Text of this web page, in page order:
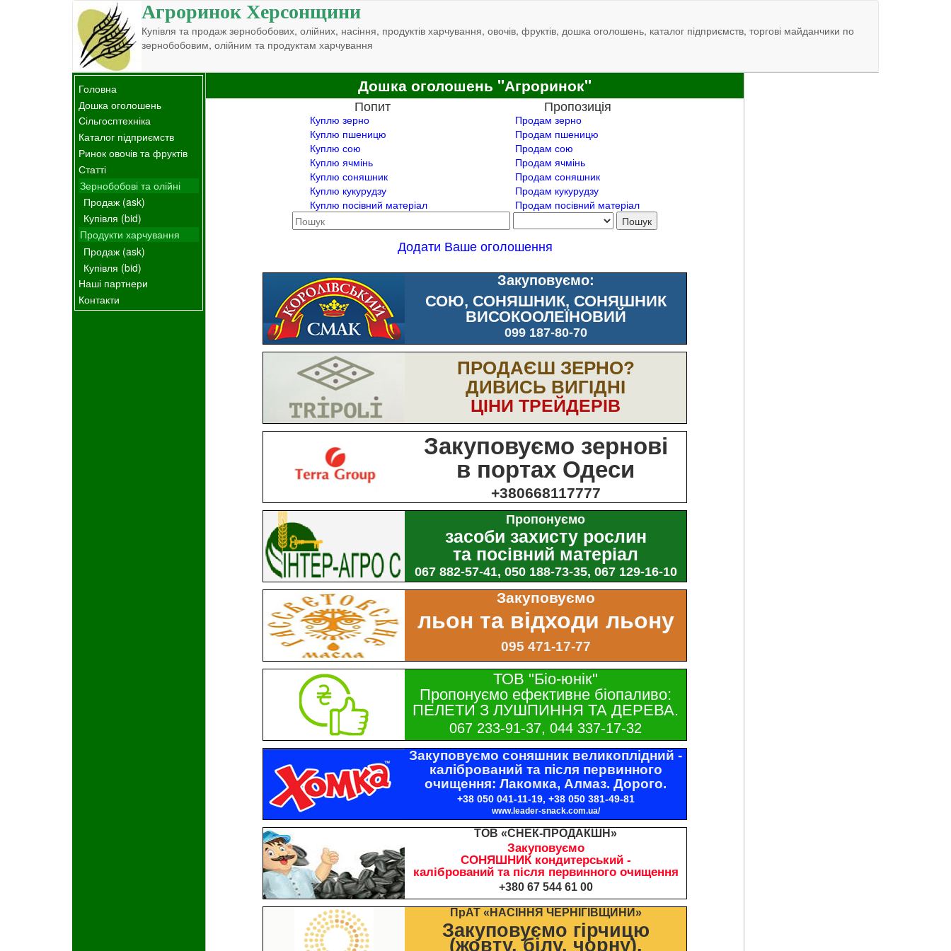
Агроринок Херсонщини
Купівля та продаж зернобобових, олійних, насіння, продуктів харчування, овочів, фруктів, дошка оголошень, каталог підприємств, торгові майданчики по
зернобобовим, олійним та продуктам харчування
Головна
Дошка оголошень
Сільгосптехніка
Каталог підприємств
Ринок овочів та фруктів
Статті
Зернобобові та олійні
Продаж (ask)
Купівля (bid)
Продукти харчування
Продаж (ask)
Купівля (bid)
Наші партнери
Контакти
Дошка оголошень "Агроринок"
Попит
Куплю зерно
Куплю пшеницю
Куплю сою
Куплю ячмінь
Куплю соняшник
Куплю кукурудзу
Куплю посівний матеріал
Пропозиція
Продам зерно
Продам пшеницю
Продам сою
Продам ячмінь
Продам соняшник
Продам кукурудзу
Продам посівний матеріал
Додати Ваше оголошення
Закуповуємо:
СОЮ, СОНЯШНИК, СОНЯШНИК
ВИСОКООЛЕЇНОВИЙ
099 187-80-70
ПРОДАЄШ ЗЕРНО?
ДИВИСЬ ВИГІДНІ
ЦІНИ ТРЕЙДЕРІВ
Закуповуємо зернові
в портах Одеси
+380668117777
Пропонуємо
засоби захисту рослин
та посівний матеріал
067 882-57-41, 050 188-73-35, 067 129-16-10
Закуповуємо
льон та відходи льону
095 471-17-77
ТОВ "Біо-юнік"
Пропонуємо ефективне біопаливо:
ПЕЛЕТИ З ЛУШПИННЯ ТА ДЕРЕВА.
067 233-91-37, 044 337-17-32
Закуповуємо соняшник великоплідний -
калібрований та після первинного
очищення: Лакомка, Алмаз. Дорого.
+38 050 041-11-19, +38 050 381-49-81
www.leader-snack.com.ua/
ТОВ «СНЕК-ПРОДАКШН»
Закуповуємо
СОНЯШНИК кондитерський -
калібрований та після первинного очищення
+380 67 544 61 00
ПрАТ «НАСІННЯ ЧЕРНІГІВЩИНИ»
Закуповуємо гірчицю
(жовту, білу, чорну).